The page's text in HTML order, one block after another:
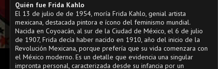
Quién fue Frida Kahlo
El 13 de julio de de 1954, moría Frida Kahlo, genial artista
mexicana, destacada pintora e ícono del feminismo mundial.
Nacida en Coyoacán, al sur de la Ciudad de México, el 6 de julio
de 1907, Frida decía haber nacido en 1910, año del inicio de la
Revolución Mexicana, porque prefería que su vida comenzara con
el México moderno. Es un detalle que evidencia una singular
impronta personal, caracterizada desde su infancia por un